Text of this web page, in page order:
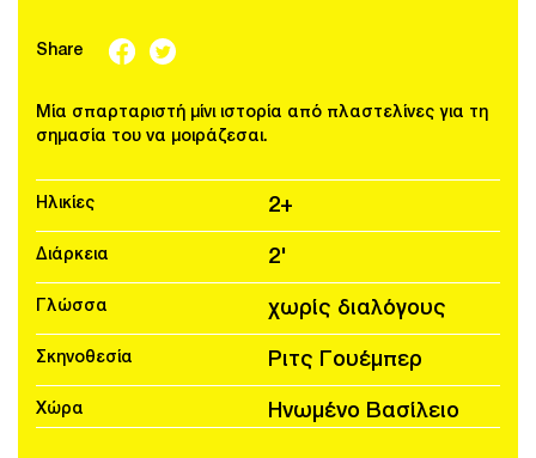
Share
Μία σπαρταριστή μίνι ιστορία από πλαστελίνες για τη
σημασία του να μοιράζεσαι.
Ηλικίες 2+
Διάρκεια 2'
Γλώσσα χωρίς διαλόγους
Σκηνοθεσία Ριτς Γουέμπερ
Χώρα Ηνωμένο Βασίλειο